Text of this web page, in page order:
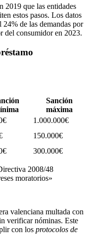
que las entidades
estos pasos. Los datos
de las demandas por
del consumidor en 2023.
Sanción
máxima
1.000.000€
150.000€
300.000€
moratorios»
valenciana multada con
verificar nóminas. Este
con los protocolos de